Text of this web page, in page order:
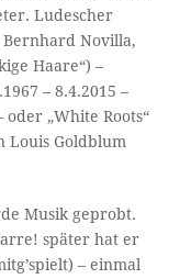
Ludescher
Bernhard Novilla,
Haare“) –
– 8.4.2015 –
oder „White Roots“
Louis Goldblum
Musik geprobt.
später hat er
– einmal